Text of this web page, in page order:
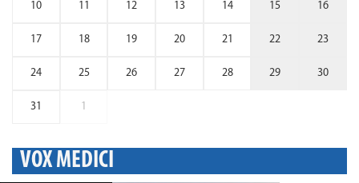
10 11 12 13 14 15 16
17 18 19 20 21 22 23
24 25 26 27 28 29 30
31 1
VOX MEDICI